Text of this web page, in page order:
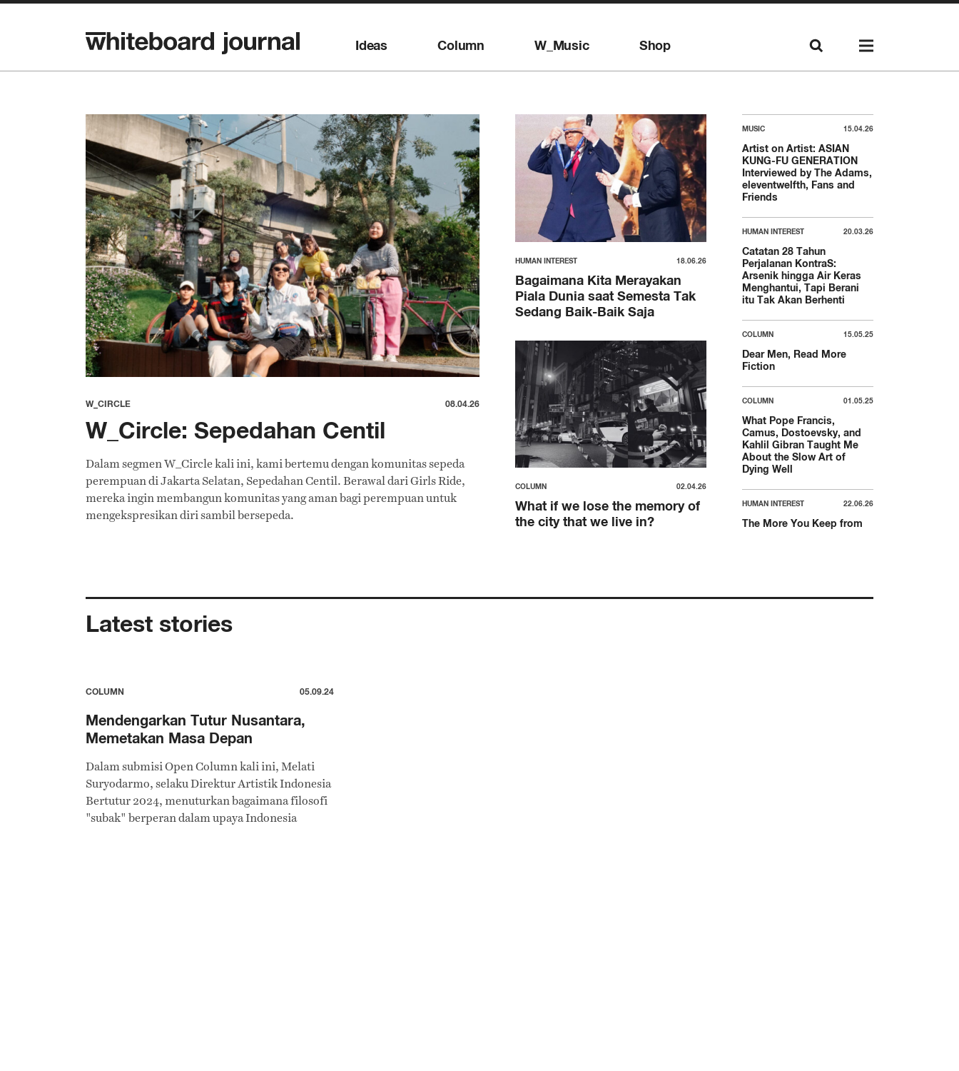
Ideas Column W_Music Shop
W_CIRCLE 08.04.26
W_Circle: Sepedahan Centil
Dalam segmen W_Circle kali ini, kami bertemu dengan komunitas sepeda
perempuan di Jakarta Selatan, Sepedahan Centil. Berawal dari Girls Ride,
mereka ingin membangun komunitas yang aman bagi perempuan untuk
mengekspresikan diri sambil bersepeda.
HUMAN INTEREST 18.06.26
Bagaimana Kita Merayakan
Piala Dunia saat Semesta Tak
Sedang Baik-Baik Saja
COLUMN 02.04.26
What if we lose the memory of
the city that we live in?
MUSIC 15.04.26
Artist on Artist: ASIAN
KUNG-FU GENERATION
Interviewed by The Adams,
eleventwelfth, Fans and
Friends
HUMAN INTEREST 20.03.26
Catatan 28 Tahun
Perjalanan KontraS:
Arsenik hingga Air Keras
Menghantui, Tapi Berani
itu Tak Akan Berhenti
COLUMN 15.05.25
Dear Men, Read More
Fiction
COLUMN 01.05.25
What Pope Francis,
Camus, Dostoevsky, and
Kahlil Gibran Taught Me
About the Slow Art of
Dying Well
HUMAN INTEREST 22.06.26
The More You Keep from
Make Climate Activism
Latest stories
COLUMN 05.09.24
Mendengarkan Tutur Nusantara,
Memetakan Masa Depan
Dalam submisi Open Column kali ini, Melati
Suryodarmo, selaku Direktur Artistik Indonesia
Bertutur 2024, menuturkan bagaimana filosofi
"subak" berperan dalam upaya Indonesia